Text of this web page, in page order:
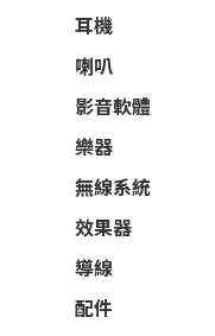
耳機
喇叭
影音軟體
樂器
無線系統
效果器
導線
配件